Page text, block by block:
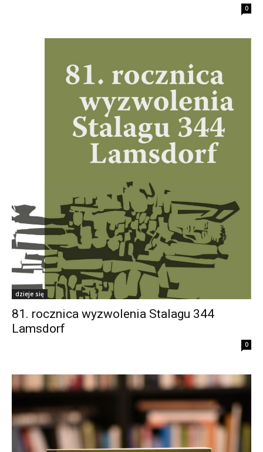
0
dzieje się
81. rocznica wyzwolenia Stalagu 344
Lamsdorf
0